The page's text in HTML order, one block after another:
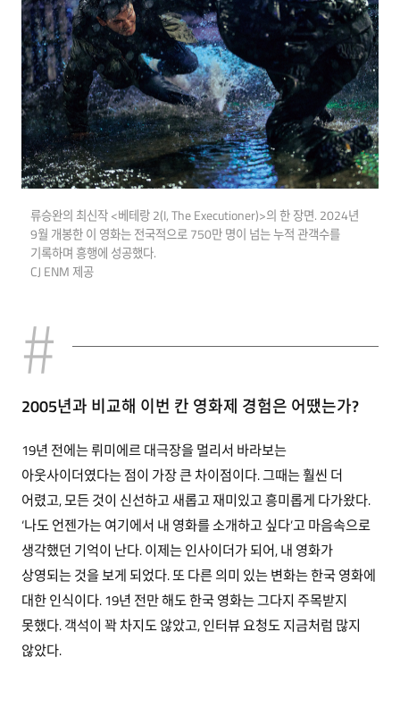
류승완의 최신작 <베테랑 2(I, The Executioner)>의 한 장면. 2024년
9월 개봉한 이 영화는 전국적으로 750만 명이 넘는 누적 관객수를
기록하며 흥행에 성공했다.
CJ ENM 제공
2005년과 비교해 이번 칸 영화제 경험은 어땠는가?
19년 전에는 뤼미에르 대극장을 멀리서 바라보는
아웃사이더였다는 점이 가장 큰 차이점이다. 그때는 훨씬 더
어렸고, 모든 것이 신선하고 새롭고 재미있고 흥미롭게 다가왔다.
‘나도 언젠가는 여기에서 내 영화를 소개하고 싶다’고 마음속으로
생각했던 기억이 난다. 이제는 인사이더가 되어, 내 영화가
상영되는 것을 보게 되었다. 또 다른 의미 있는 변화는 한국 영화에
대한 인식이다. 19년 전만 해도 한국 영화는 그다지 주목받지
못했다. 객석이 꽉 차지도 않았고, 인터뷰 요청도 지금처럼 많지
않았다.